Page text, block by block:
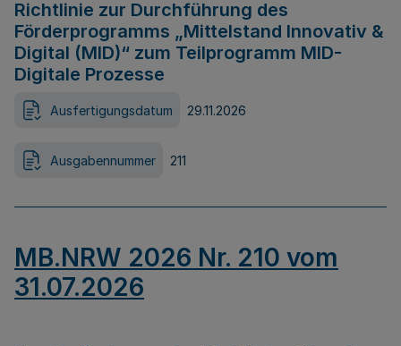
Richtlinie zur Durchführung des
Förderprogramms „Mittelstand Innovativ &
Digital (MID)“ zum Teilprogramm MID-
Digitale Prozesse
Ausfertigungsdatum 29.11.2026
Ausgabennummer 211
MB.NRW 2026 Nr. 210 vom
31.07.2026